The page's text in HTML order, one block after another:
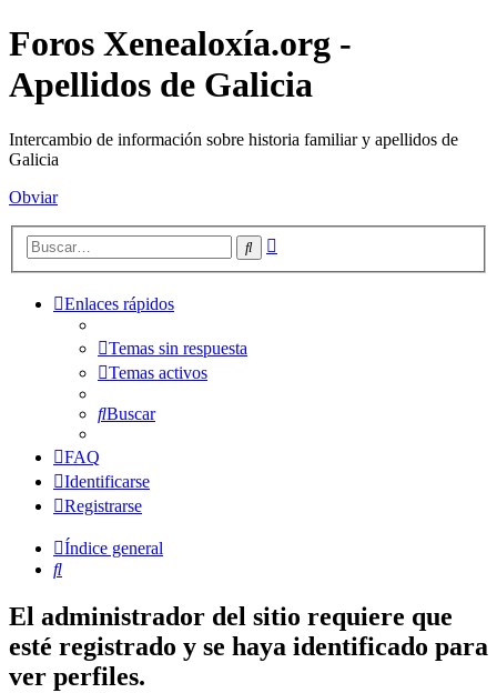
Foros Xenealoxía.org -
Apellidos de Galicia
Intercambio de información sobre historia familiar y apellidos de
Galicia
Obviar
Buscar
Enlaces rápidos
Temas sin respuesta
Temas activos
Buscar
FAQ
Identificarse
Registrarse
Índice general
Buscar
El administrador del sitio requiere que
esté registrado y se haya identificado para
ver perfiles.